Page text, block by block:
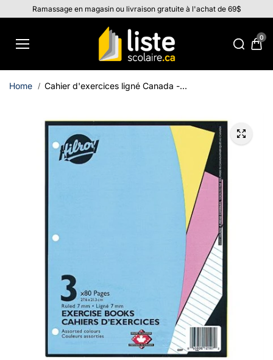
Aller au
contenu
Ramassage en magasin ou livraison gratuite à l'achat de 69$
0
Home Cahier d'exercices ligné Canada -...